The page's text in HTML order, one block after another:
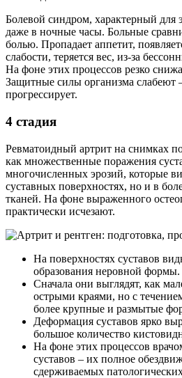
Болевой синдром, характерный для
даже в ночные часы. Больные
болью. Пропадает аппетит,
слабости, теряется вес, из-за
На фоне этих процессов резко
Защитные силы организма слабеют
прогрессирует.
4 стадия
Ревматоидный артрит на снимках
как множественные поражения
многочисленных эрозий, которые
суставных поверхностях, но и в
тканей. На фоне выраженного
практически исчезают.
На поверхностях суставов
образования неровной формы.
Сначала они выглядят, как
острыми краями, но с
более крупные и размытые
Деформация суставов ярко
большое количество
На фоне этих процессов
суставов – их полное
сдерживаемых